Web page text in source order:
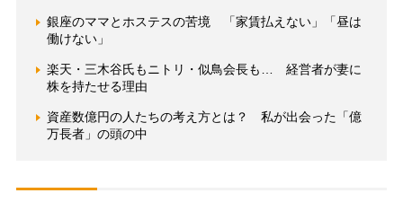
銀座のママとホステスの苦境 「家賃払えない」「昼は
働けない」
楽天・三木谷氏もニトリ・似鳥会長も… 経営者が妻に
株を持たせる理由
資産数億円の人たちの考え方とは？ 私が出会った「億
万長者」の頭の中